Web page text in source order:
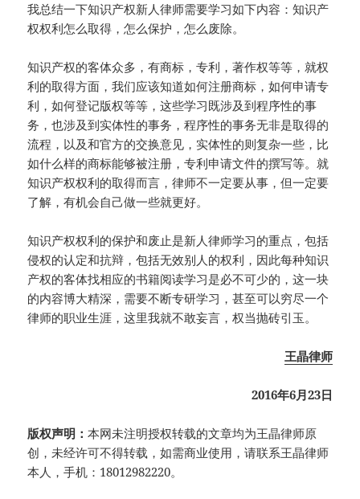
我总结一下知识产权新人律师需要学习如下内容：知识产
权权利怎么取得，怎么保护，怎么废除。
知识产权的客体众多，有商标，专利，著作权等等，就权
利的取得方面，我们应该知道如何注册商标，如何申请专
利，如何登记版权等等，这些学习既涉及到程序性的事
务，也涉及到实体性的事务，程序性的事务无非是取得的
流程，以及和官方的交换意见，实体性的则复杂一些，比
如什么样的商标能够被注册，专利申请文件的撰写等。就
知识产权权利的取得而言，律师不一定要从事，但一定要
了解，有机会自己做一些就更好。
知识产权权利的保护和废止是新人律师学习的重点，包括
侵权的认定和抗辩，包括无效别人的权利，因此每种知识
产权的客体找相应的书籍阅读学习是必不可少的，这一块
的内容博大精深，需要不断专研学习，甚至可以穷尽一个
律师的职业生涯，这里我就不敢妄言，权当抛砖引玉。
王晶律师
2016年6月23日
版权声明：本网未注明授权转载的文章均为王晶律师原
创，未经许可不得转载，如需商业使用，请联系王晶律师
本人，手机：18012982220。